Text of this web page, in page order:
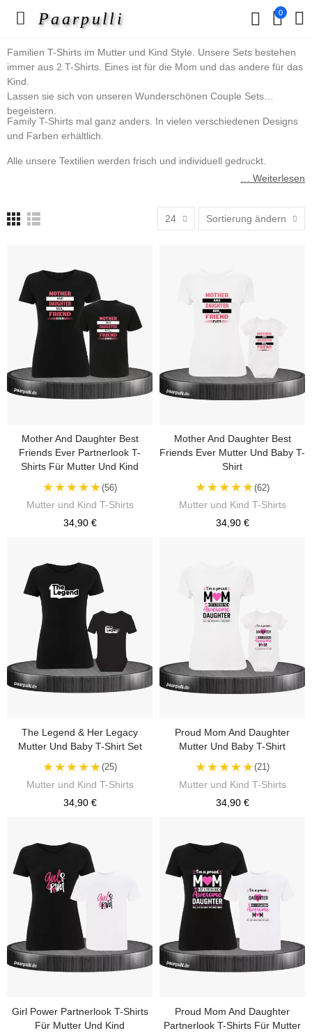
Paarpulli 0
Familien T-Shirts im Mutter und Kind Style. Unsere Sets bestehen
immer aus 2 T-Shirts. Eines ist für die Mom und das andere für das
Kind.
Lassen sie sich von unseren Wunderschönen Couple Sets
begeistern.
Family T-Shirts mal ganz anders. In vielen verschiedenen Designs
und Farben erhältlich.
Alle unsere Textilien werden frisch und individuell gedruckt.
… Weiterlesen
24 Sortierung ändern
Mother And Daughter Best
Friends Ever Partnerlook T-
Shirts Für Mutter Und Kind
★★★★★(56)
Mutter und Kind T-Shirts
34,90 €
Mother And Daughter Best
Friends Ever Mutter Und Baby T-
Shirt
★★★★★(62)
Mutter und Kind T-Shirts
34,90 €
The Legend & Her Legacy
Mutter Und Baby T-Shirt Set
★★★★★(25)
Mutter und Kind T-Shirts
34,90 €
Proud Mom And Daughter
Mutter Und Baby T-Shirt
★★★★★(21)
Mutter und Kind T-Shirts
34,90 €
Girl Power Partnerlook T-Shirts
Für Mutter Und Kind
Proud Mom And Daughter
Partnerlook T-Shirts Für Mutter